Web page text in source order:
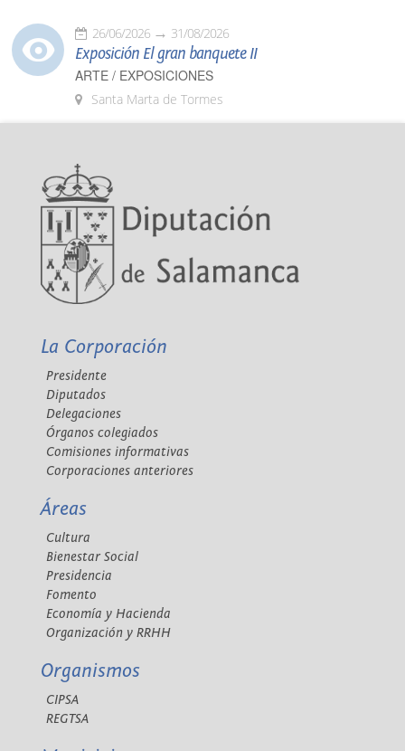
26/06/2026 31/08/2026
Exposición El gran banquete II
ARTE / EXPOSICIONES
Santa Marta de Tormes
La Corporación
Presidente
Diputados
Delegaciones
Órganos colegiados
Comisiones informativas
Corporaciones anteriores
Áreas
Cultura
Bienestar Social
Presidencia
Fomento
Economía y Hacienda
Organización y RRHH
Organismos
CIPSA
REGTSA